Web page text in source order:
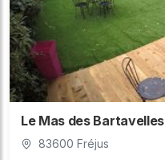
Le Mas des Bartavelles
83600 Fréjus